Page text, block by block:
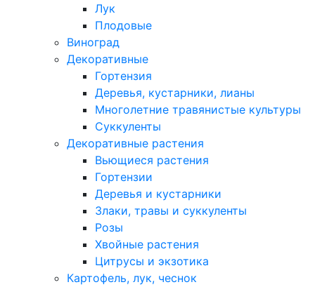
Лук
Плодовые
Виноград
Декоративные
Гортензия
Деревья, кустарники, лианы
Многолетние травянистые культуры
Суккуленты
Декоративные растения
Вьющиеся растения
Гортензии
Деревья и кустарники
Злаки, травы и суккуленты
Розы
Хвойные растения
Цитрусы и экзотика
Картофель, лук, чеснок